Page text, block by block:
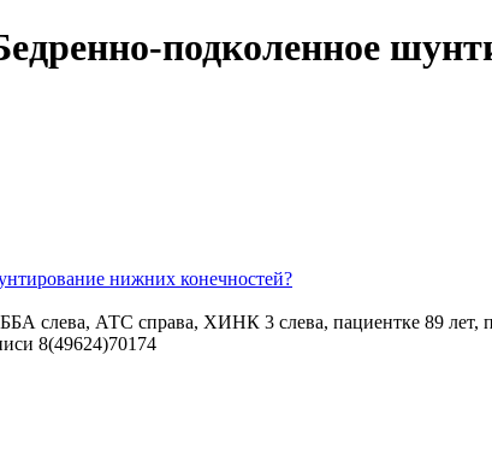
подколенное
нижних конечностей?
слева, АТС справа, ХИНК 3 слева, пациентке 89 лет,
8(49624)70174